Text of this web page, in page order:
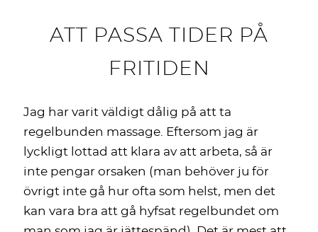
ATT PASSA TIDER PÅ
FRITIDEN
Jag har varit väldigt dålig på att ta
regelbunden massage. Eftersom jag är
lyckligt lottad att klara av att arbeta, så är
inte pengar orsaken (man behöver ju för
övrigt inte gå hur ofta som helst, men det
kan vara bra att gå hyfsat regelbundet om